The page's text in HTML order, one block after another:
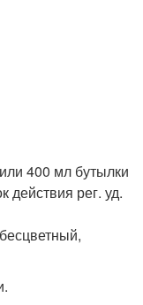
400 мл бутылки
действия рег. уд.